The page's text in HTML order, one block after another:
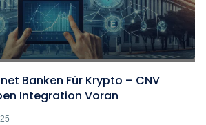
Banken Für Krypto – CNV
Integration Voran